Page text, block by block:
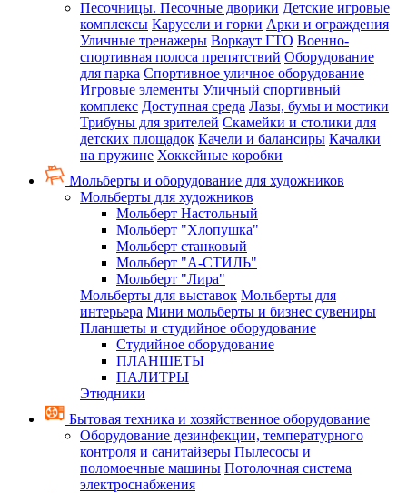
Песочницы. Песочные дворики Детские игровые
комплексы Карусели и горки Арки и ограждения
Уличные тренажеры Воркаут ГТО Военно-
спортивная полоса препятствий Оборудование
для парка Спортивное уличное оборудование
Игровые элементы Уличный спортивный
комплекс Доступная среда Лазы, бумы и мостики
Трибуны для зрителей Скамейки и столики для
детских площадок Качели и балансиры Качалки
на пружине Хоккейные коробки
Мольберты и оборудование для художников
Мольберты для художников
Мольберт Настольный
Мольберт "Хлопушка"
Мольберт станковый
Мольберт "А-СТИЛЬ"
Мольберт "Лира"
Мольберты для выставок Мольберты для
интерьера Мини мольберты и бизнес сувениры
Планшеты и студийное оборудование
Студийное оборудование
ПЛАНШЕТЫ
ПАЛИТРЫ
Этюдники
Бытовая техника и хозяйственное оборудование
Оборудование дезинфекции, температурного
контроля и санитайзеры Пылесосы и
поломоечные машины Потолочная система
электроснабжения